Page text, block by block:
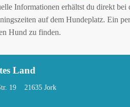
Informationen erhältst du direkt bei
auf dem Hundeplatz. Ein
Hund zu finden.
Land
19 21635 Jork